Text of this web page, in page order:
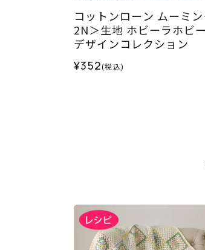
コットンローン ムーミ
2N＞生地 ホビーラホビ
デザインコレクション
¥352(税込)